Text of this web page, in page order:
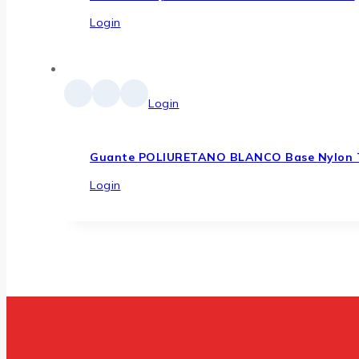
Login
Login
Guante POLIURETANO BLANCO Base Nylon
Login